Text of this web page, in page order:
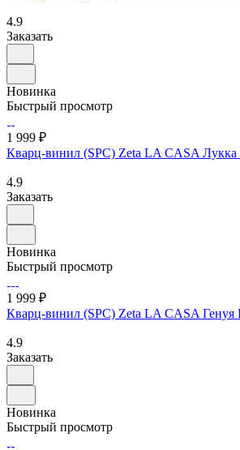
4.9
Заказать
Новинка
Быстрый просмотр
1 999 ₽
Кварц-винил (SPC) Zeta LA CASA Лукка
4.9
Заказать
Новинка
Быстрый просмотр
1 999 ₽
Кварц-винил (SPC) Zeta LA CASA Генуя
4.9
Заказать
Новинка
Быстрый просмотр